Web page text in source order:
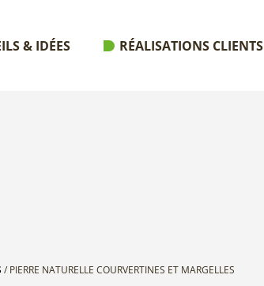
& IDÉES RÉALISATIONS CLIENTS
/ PIERRE NATURELLE COURVERTINES ET MARGELLES